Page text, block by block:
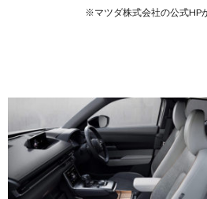
※マツダ株式会社の公式HP